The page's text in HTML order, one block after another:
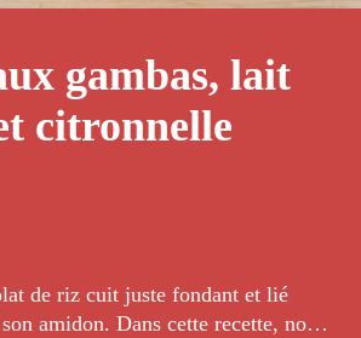
gambas, lait
citronnelle
de riz cuit juste fondant et lié
amidon. Dans cette recette, nous